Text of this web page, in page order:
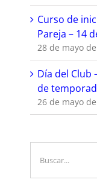
Curso de
Pareja – 14
28 de mayo
Día del Club
de
26 de mayo